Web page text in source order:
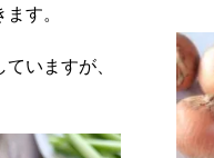
す。
いますが、